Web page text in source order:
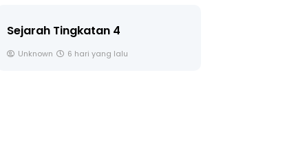
Sejarah Tingkatan 4
Unknown 6 hari yang lalu